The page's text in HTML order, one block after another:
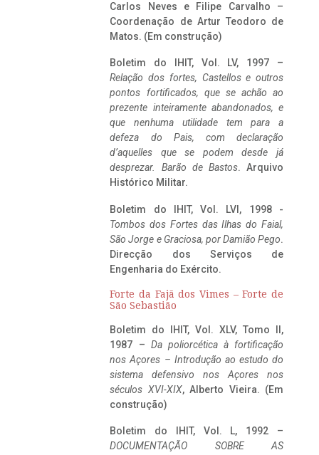
Carlos Neves e Filipe Carvalho –
Coordenação de Artur Teodoro de
Matos. (Em construção)
Boletim do IHIT, Vol. LV, 1997 –
Relação dos fortes, Castellos e outros
pontos fortificados, que se achão ao
prezente inteiramente abandonados, e
que nenhuma utilidade tem para a
defeza do Pais, com declaração
d’aquelles que se podem desde já
desprezar. Barão de Bastos. Arquivo
Histórico Militar.
Boletim do IHIT, Vol. LVI, 1998 -
Tombos dos Fortes das Ilhas do Faial,
São Jorge e Graciosa, por Damião Pego.
Direcção dos Serviços de
Engenharia do Exército.
Forte da Fajã dos Vimes – Forte de
São Sebastião
Boletim do IHIT, Vol. XLV, Tomo II,
1987 – Da poliorcética à fortificação
nos Açores – Introdução ao estudo do
sistema defensivo nos Açores nos
séculos XVI-XIX, Alberto Vieira. (Em
construção)
Boletim do IHIT, Vol. L, 1992 –
DOCUMENTAÇÃO SOBRE AS